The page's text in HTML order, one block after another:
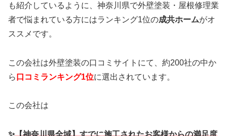
も紹介しているように、神奈川県で外壁塗装・屋根修理業
者で悩まれている方にはランキング1位の成共ホームがオ
ススメです。
この会社は外壁塗装の口コミサイトにて、約200社の中か
ら 口コミランキング1位に選出されています。
この会社は